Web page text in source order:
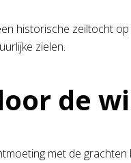
historische zeiltocht
zielen.
de
met de